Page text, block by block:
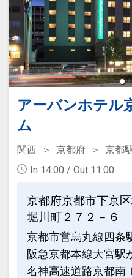
アーバンホテル
ム
関西 京都府 京都
In 14:00 / Out 11:00
京都府京都市下京
堀川町２７２－６
京都市営烏丸線四条
阪急京都本線大宮駅
名神高速道路京都南